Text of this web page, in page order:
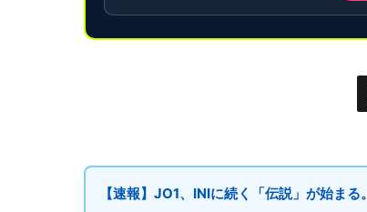
【速報】JO1、INIに続く「伝説」が始まる。